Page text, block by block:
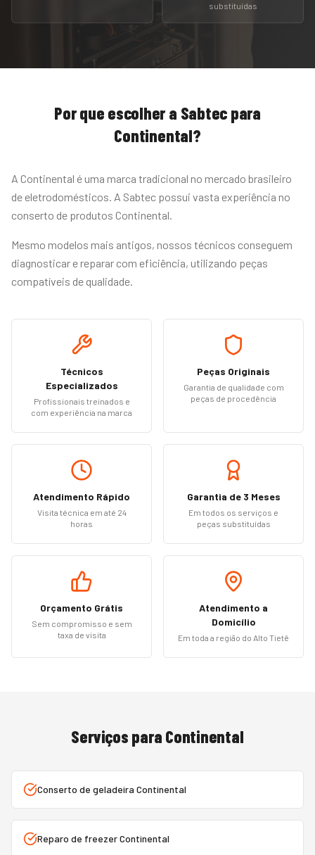
substituídas
Por que escolher a Sabtec para
Continental?
A Continental é uma marca tradicional no mercado brasileiro
de eletrodomésticos. A Sabtec possui vasta experiência no
conserto de produtos Continental.
Mesmo modelos mais antigos, nossos técnicos conseguem
diagnosticar e reparar com eficiência, utilizando peças
compatíveis de qualidade.
Técnicos
Especializados
Profissionais treinados e
com experiência na marca
Peças Originais
Garantia de qualidade com
peças de procedência
Atendimento Rápido
Visita técnica em até 24
horas
Garantia de 3 Meses
Em todos os serviços e
peças substituídas
Orçamento Grátis
Sem compromisso e sem
taxa de visita
Atendimento a
Domicílio
Em toda a região do Alto Tietê
Serviços para Continental
Conserto de geladeira Continental
Reparo de freezer Continental